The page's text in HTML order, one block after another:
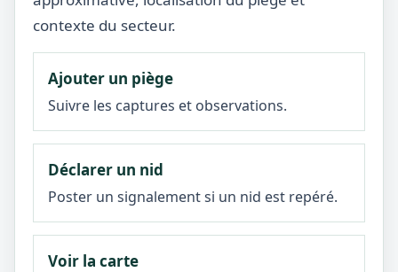
contexte du secteur.
Ajouter un piège
Suivre les captures et observations.
Déclarer un nid
Poster un signalement si un nid est repéré.
Voir la carte